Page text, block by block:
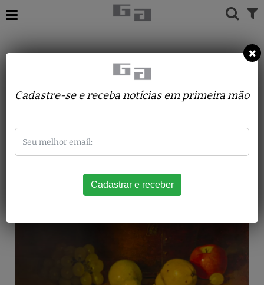
ALBANO VIZOTTO
VASO E FRUTAS
Cadastre-se e receba notícias em primeira mão